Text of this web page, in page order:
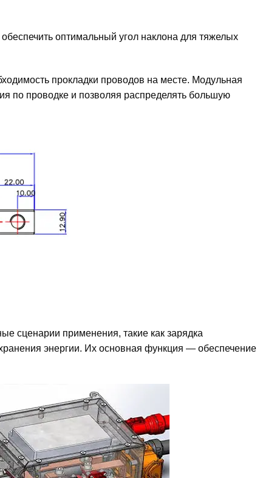
оптимальный угол наклона для тяжелых
прокладки проводов на месте. Модульная
по проводке и позволяя распределять большую
сценарии применения, такие как зарядка
энергии. Их основная функция — обеспечение